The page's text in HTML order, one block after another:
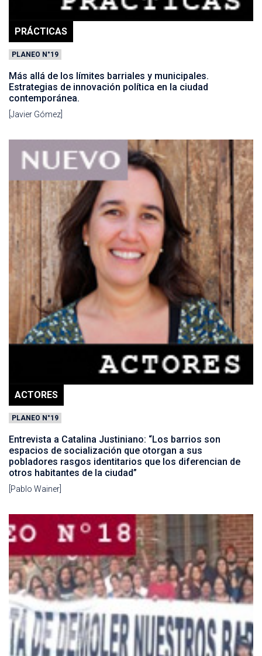
PRÁCTICAS
PLANEO N°19
Más allá de los límites barriales y municipales.
Estrategias de innovación política en la ciudad
contemporánea.
[Javier Gómez]
ACTORES
PLANEO N°19
Entrevista a Catalina Justiniano: “Los barrios son
espacios de socialización que otorgan a sus
pobladores rasgos identitarios que los diferencian de
otros habitantes de la ciudad”
[Pablo Wainer]